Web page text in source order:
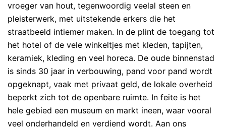
vroeger van hout, tegenwoordig veelal steen en
pleisterwerk, met uitstekende erkers die het
straatbeeld intiemer maken. In de plint de toegang tot
het hotel of de vele winkeltjes met kleden, tapijten,
keramiek, kleding en veel horeca. De oude binnenstad
is sinds 30 jaar in verbouwing, pand voor pand wordt
opgeknapt, vaak met privaat geld, de lokale overheid
beperkt zich tot de openbare ruimte. In feite is het
hele gebied een museum en markt ineen, waar vooral
veel onderhandeld en verdiend wordt. Aan ons